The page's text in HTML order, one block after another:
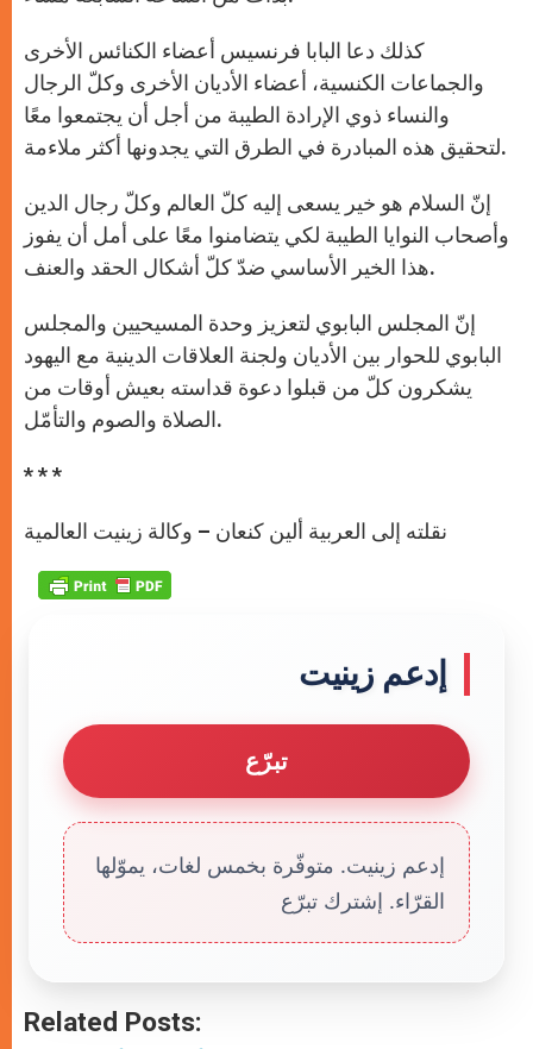
كذلك دعا البابا فرنسيس أعضاء الكنائس الأخرى
والجماعات الكنسية، أعضاء الأديان الأخرى وكلّ الرجال
والنساء ذوي الإرادة الطيبة من أجل أن يجتمعوا معًا
لتحقيق هذه المبادرة في الطرق التي يجدونها أكثر ملاءمة.
إنّ السلام هو خير يسعى إليه كلّ العالم وكلّ رجال الدين
وأصحاب النوايا الطيبة لكي يتضامنوا معًا على أمل أن يفوز
هذا الخير الأساسي ضدّ كلّ أشكال الحقد والعنف.
إنّ المجلس البابوي لتعزيز وحدة المسيحيين والمجلس
البابوي للحوار بين الأديان ولجنة العلاقات الدينية مع اليهود
يشكرون كلّ من قبلوا دعوة قداسته بعيش أوقات من
الصلاة والصوم والتأمّل.
* * *
نقلته إلى العربية ألين كنعان – وكالة زينيت العالمية
إدعم زينيت
تبرّع
إدعم زينيت. متوفّرة بخمس لغات، يموّلها
القرّاء. إشترك تبرّع
Related Posts: